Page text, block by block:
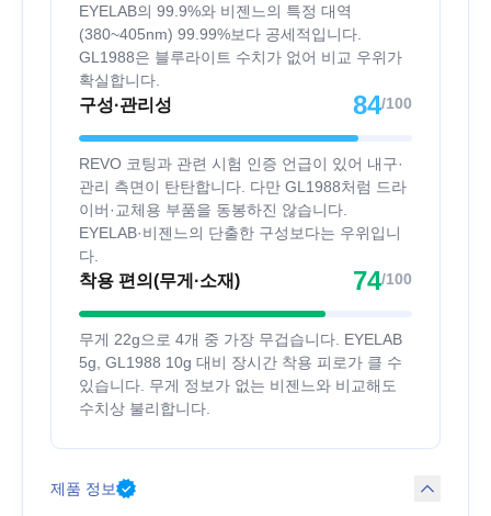
EYELAB의 99.9%와 비젠느의 특정 대역
(380~405nm) 99.99%보다 공세적입니다.
GL1988은 블루라이트 수치가 없어 비교 우위가
확실합니다.
구성·관리성 84/100
REVO 코팅과 관련 시험 인증 언급이 있어 내구·
관리 측면이 탄탄합니다. 다만 GL1988처럼 드라
이버·교체용 부품을 동봉하진 않습니다.
EYELAB·비젠느의 단출한 구성보다는 우위입니
다.
착용 편의(무게·소재) 74/100
무게 22g으로 4개 중 가장 무겁습니다. EYELAB
5g, GL1988 10g 대비 장시간 착용 피로가 클 수
있습니다. 무게 정보가 없는 비젠느와 비교해도
수치상 불리합니다.
제품 정보